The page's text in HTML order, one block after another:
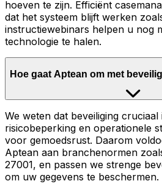
hoeven te zijn. Efficiënt
dat het systeem blijft werken
instructiewebinars helpen u nog
technologie te halen.
Hoe gaat Aptean om met
We weten dat beveiliging
risicobeperking en operationele
voor gemoedsrust. Daarom
Aptean aan branchenormen
27001, en passen we strenge
om uw gegevens te beschermen.